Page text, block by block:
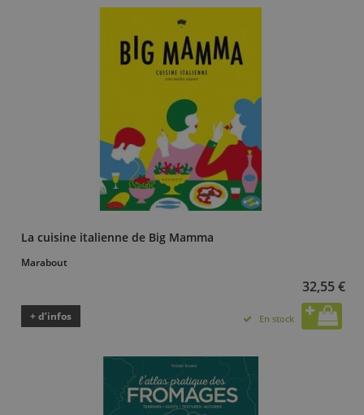
La cuisine italienne de Big Mamma
Marabout
32,55 €
+ d’infos En stock